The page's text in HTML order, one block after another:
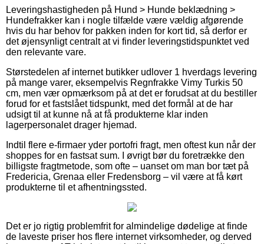
Leveringshastigheden på Hund > Hunde beklædning >
Hundefrakker kan i nogle tilfælde være vældig afgørende
hvis du har behov for pakken inden for kort tid, så derfor er
det øjensynligt centralt at vi finder leveringstidspunktet ved
den relevante vare.
Størstedelen af internet butikker udlover 1 hverdags levering
på mange varer, eksempelvis Regnfrakke Vimy Turkis 50
cm, men vær opmærksom på at det er forudsat at du bestiller
forud for et fastslået tidspunkt, med det formål at de har
udsigt til at kunne nå at få produkterne klar inden
lagerpersonalet drager hjemad.
Indtil flere e-firmaer yder portofri fragt, men oftest kun når der
shoppes for en fastsat sum. I øvrigt bør du foretrække den
billigste fragtmetode, som ofte – uanset om man bor tæt på
Fredericia, Grenaa eller Fredensborg – vil være at få kørt
produkterne til et afhentningssted.
Det er jo rigtig problemfrit for almindelige dødelige at finde
de laveste priser hos flere internet virksomheder, og derved